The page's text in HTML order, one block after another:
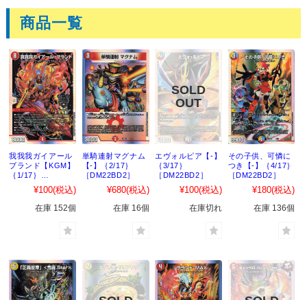
商品一覧
我我我ガイアール
ブランド【KGM】
｛1/17｝
［DM22BD2］
¥100(税込)
在庫 152個
単騎連射マグナム
【-】｛2/17｝
［DM22BD2］
¥680(税込)
在庫 16個
エヴォルピア【-】
｛3/17｝
［DM22BD2］
¥100(税込)
在庫切れ
その子供、可憐に
つき【-】｛4/17｝
［DM22BD2］
¥180(税込)
在庫 136個